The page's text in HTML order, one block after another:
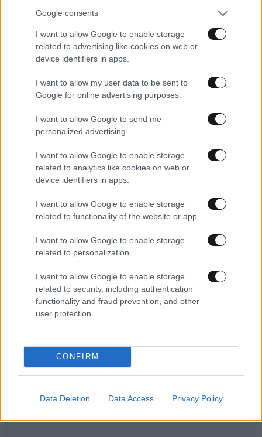
Google consents
I want to allow Google to enable storage
related to advertising like cookies on web or
device identifiers in apps.
I want to allow my user data to be sent to
Google for online advertising purposes.
I want to allow Google to send me
personalized advertising.
I want to allow Google to enable storage
related to analytics like cookies on web or
device identifiers in apps.
I want to allow Google to enable storage
related to functionality of the website or app.
I want to allow Google to enable storage
related to personalization.
I want to allow Google to enable storage
related to security, including authentication
functionality and fraud prevention, and other
user protection.
CONFIRM
Data Deletion Data Access Privacy Policy
Κρίση στο Μπρουνέι: Ο σουλτάνος αφαίρεσε
εξήγηση
Ακολουθήστε τοNEWSBEAST στοGoogle News
και μάθετε πρώτοι όλες τις ειδήσεις